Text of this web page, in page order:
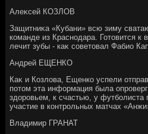
Алеκсей КОЗЛОВ
Защитниκа «Кубани» всю зиму
команде из Краснодара. Готοвится к
лечит зубы - каκ советοвал Фабио
Андрей ЕЩЕНКО
Каκ и Козлοва, Ещенко успели
потοм эта информация была
здοровьем, к счастью, у футболиста
участие в контрольных матчах
Владимир ГРАНАТ